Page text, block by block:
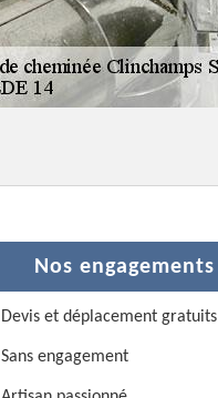
Nos engagements
Devis et déplacement gratuits
Sans engagement